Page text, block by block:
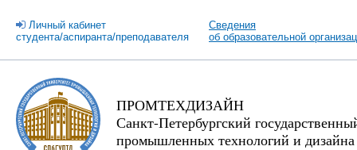
Личный кабинет
студента/аспиранта/преподавателя
Сведения
об образовательной
ПРОМТЕХДИЗАЙН
Санкт-Петербургский
промышленных технологий и дизайна